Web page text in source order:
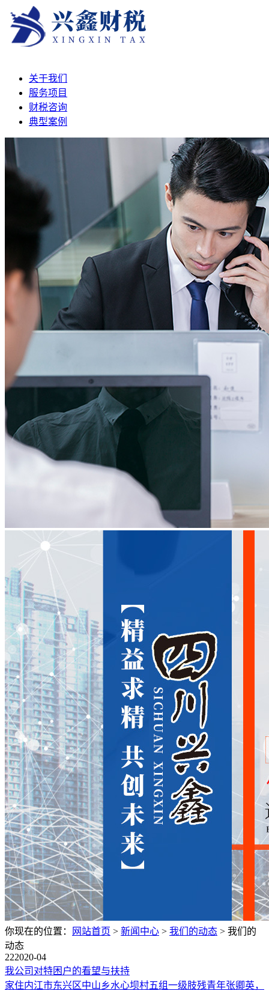
关于我们
服务项目
财税咨询
典型案例
你现在的位置： 网站首页 > 新闻中心 > 我们的动态 > 我们的
动态
222020-04
我公司对特困户的看望与扶持
家住内江市东兴区中山乡水心坝村五组一级肢残青年张卿英，